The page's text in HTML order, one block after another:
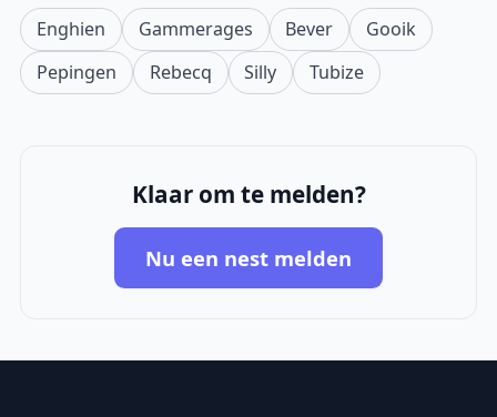
Enghien Gammerages Bever
Gooik
Pepingen
Rebecq Silly Tubize
Klaar om te melden?
Nu een nest melden